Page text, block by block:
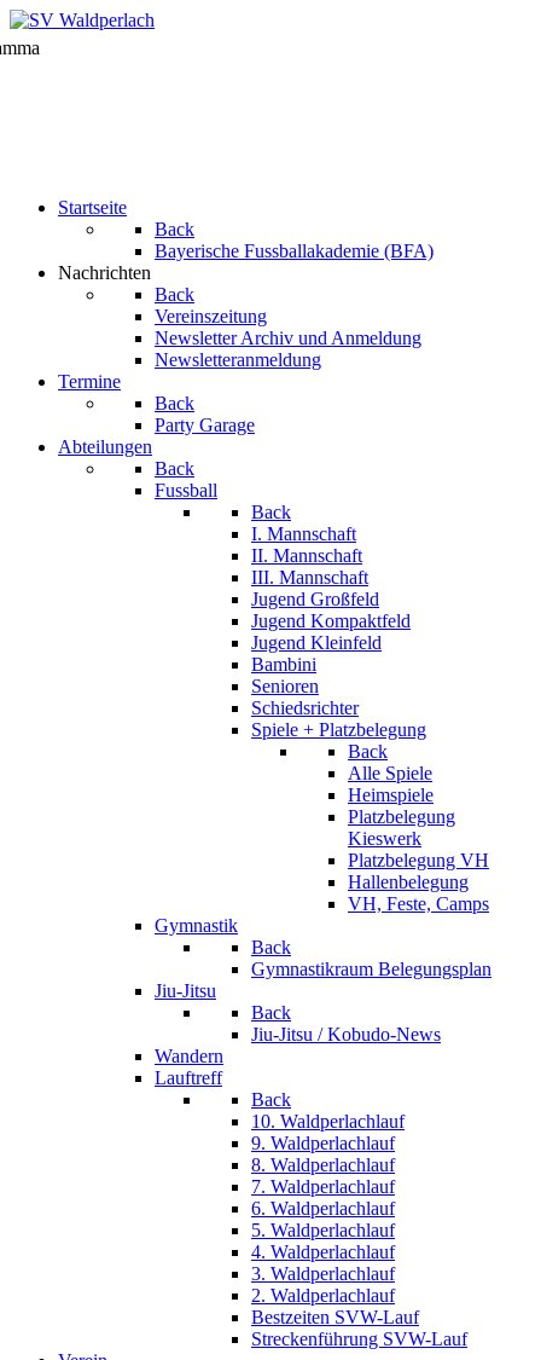
Startseite
Back
Bayerische Fussballakademie (BFA)
Nachrichten
Back
Vereinszeitung
Newsletter Archiv und Anmeldung
Newsletteranmeldung
Termine
Back
Party Garage
Abteilungen
Back
Fussball
Back
I. Mannschaft
II. Mannschaft
III. Mannschaft
Jugend Großfeld
Jugend Kompaktfeld
Jugend Kleinfeld
Bambini
Senioren
Schiedsrichter
Spiele + Platzbelegung
Back
Alle Spiele
Heimspiele
Platzbelegung
Kieswerk
Platzbelegung VH
Hallenbelegung
VH, Feste, Camps
Gymnastik
Back
Gymnastikraum Belegungsplan
Jiu-Jitsu
Back
Jiu-Jitsu / Kobudo-News
Wandern
Lauftreff
Back
10. Waldperlachlauf
9. Waldperlachlauf
8. Waldperlachlauf
7. Waldperlachlauf
6. Waldperlachlauf
5. Waldperlachlauf
4. Waldperlachlauf
3. Waldperlachlauf
2. Waldperlachlauf
Bestzeiten SVW-Lauf
Streckenführung SVW-Lauf